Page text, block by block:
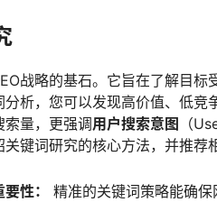
战略的基石。它旨在了解目
析，您可以发现高价值、低竞
量，更强调用户搜索意图
（
键词研究的核心方法，并推荐
性：
精准的关键词策略能确